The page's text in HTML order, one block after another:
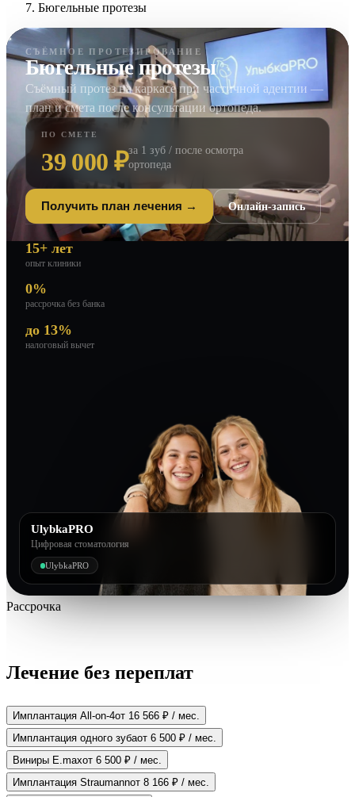
Бюгельные протезы
СЪЁМНОЕ ПРОТЕЗИРОВАНИЕ
Бюгельные протезы
Съёмный протез на каркасе при частичной адентии —
план и смета после консультации ортопеда.
ПО СМЕТЕ
39 000 ₽за 1 зуб / после осмотра
ортопеда
Получить план лечения → Онлайн-запись
15+ лет
опыт клиники
0%
рассрочка без банка
до 13%
налоговый вычет
UlybkaPRO
Цифровая стоматология
UlybkaPRO
Рассрочка
Лечение без переплат
Имплантация All-on-4от 16 566 ₽ / мес.
Имплантация одного зубаот 6 500 ₽ / мес.
Виниры E.maxот 6 500 ₽ / мес.
Имплантация Straumannот 8 166 ₽ / мес.